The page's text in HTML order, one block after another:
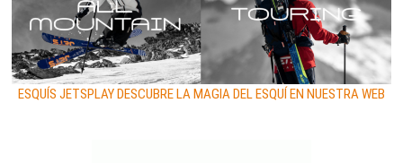
ESQUÍS JETSPLAY DESCUBRE LA MAGIA DEL ESQUÍ EN NUESTRA WEB